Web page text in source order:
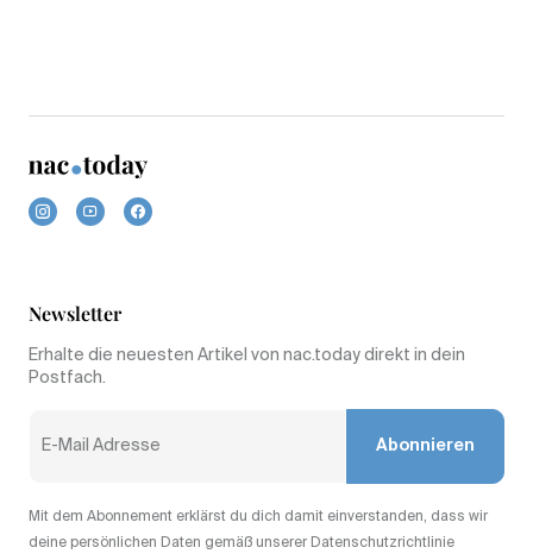
Newsletter
Erhalte die neuesten Artikel von nac.today direkt in dein
Postfach.
Abonnieren
Mit dem Abonnement erklärst du dich damit einverstanden, dass wir
deine persönlichen Daten gemäß unserer Datenschutzrichtlinie